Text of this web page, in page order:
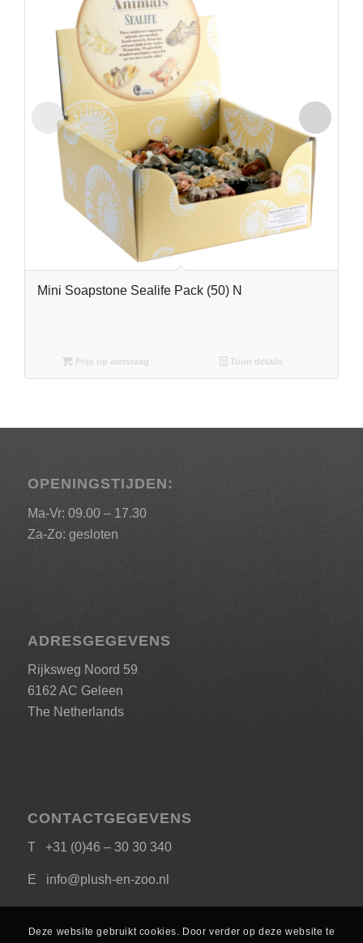
Mini Soapstone Sealife Pack (50) N
Prijs op aanvraag Toon details
OPENINGSTIJDEN:
Ma-Vr: 09.00 – 17.30
Za-Zo: gesloten
ADRESGEGEVENS
Rijksweg Noord 59
6162 AC Geleen
The Netherlands
CONTACTGEGEVENS
T +31 (0)46 – 30 30 340
E info@plush-en-zoo.nl
Deze website gebruikt cookies. Door verder op deze website te